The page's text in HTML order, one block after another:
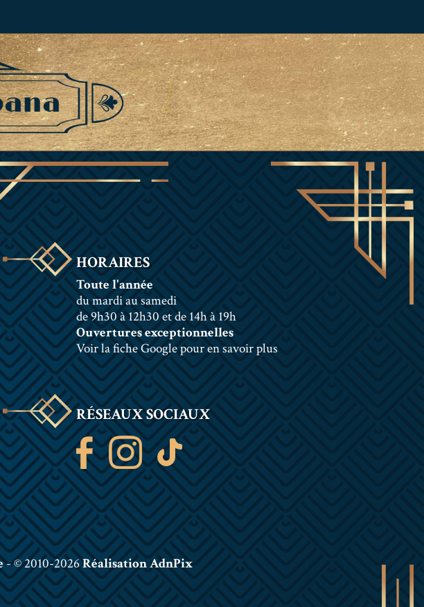
HORAIRES
Toute l'année
du mardi au samedi
de 9h30 à 12h30 et de 14h à 19h
Ouvertures exceptionnelles
Voir la fiche Google pour en savoir plus
RÉSEAUX SOCIAUX
- © 2010-2026Réalisation AdnPix